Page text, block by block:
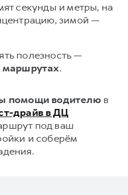
секунды и метры, на
зимой —
полезность —
маршрутах.
помощи водителюв
драйв в ДЦ
под ваш
и соберём